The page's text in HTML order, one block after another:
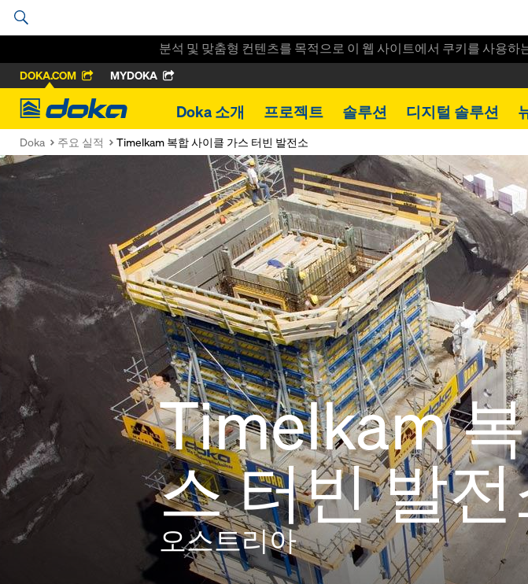
분석 및 맞춤형 컨텐츠를 목적으로 이 웹 사이트에서 쿠키를 사용하
DOKA.COM MYDOKA
Doka
Doka 소개 프로젝트 솔루션 디지털 솔루션
Doka 주요 실적 Timelkam 복합 사이클 가스 터빈 발전소
Timelkam
스 터빈 발
오스트리아